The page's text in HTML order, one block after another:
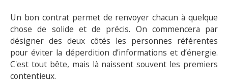
Un bon contrat permet de renvoyer chacun à quelque
chose de solide et de précis. On commencera par
désigner des deux côtés les personnes référentes
pour éviter la déperdition d’informations et d’énergie.
C'est tout bête, mais là naissent souvent les premiers
contentieux.